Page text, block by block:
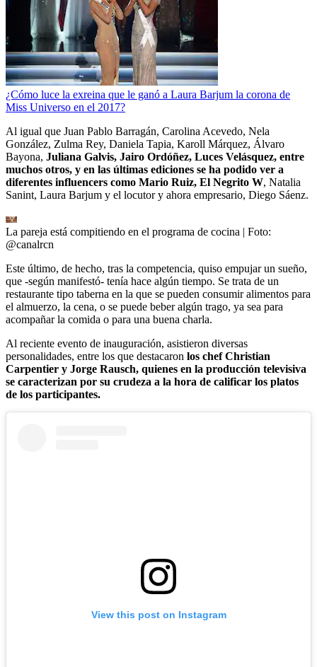
¿Cómo luce la exreina que le ganó a Laura Barjum la corona de
Miss Universo en el 2017?
Al igual que Juan Pablo Barragán, Carolina Acevedo, Nela
González, Zulma Rey, Daniela Tapia, Karoll Márquez, Álvaro
Bayona, Juliana Galvis, Jairo Ordóñez, Luces Velásquez, entre
muchos otros, y en las últimas ediciones se ha podido ver a
diferentes influencers como Mario Ruiz, El Negrito W, Natalia
Sanint, Laura Barjum y el locutor y ahora empresario, Diego Sáenz.
La pareja está compitiendo en el programa de cocina | Foto:
@canalrcn
Este último, de hecho, tras la competencia, quiso empujar un sueño,
que -según manifestó- tenía hace algún tiempo. Se trata de un
restaurante tipo taberna en la que se pueden consumir alimentos para
el almuerzo, la cena, o se puede beber algún trago, ya sea para
acompañar la comida o para una buena charla.
Al reciente evento de inauguración, asistieron diversas
personalidades, entre los que destacaron los chef Christian
Carpentier y Jorge Rausch, quienes en la producción televisiva
se caracterizan por su crudeza a la hora de calificar los platos
de los participantes.
View this post on Instagram